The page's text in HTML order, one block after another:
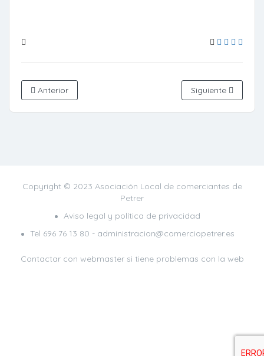
Anterior Siguiente
Copyright © 2023 Asociación Local de comerciantes de
Petrer
Aviso legal y política de privacidad
Tel 696 76 13 80 - administracion@comerciopetrer.es
Contactar con webmaster si tiene problemas con la web